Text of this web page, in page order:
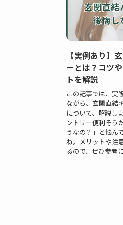
【実例あり】
ーとは？コツ
トを解説
この記事では、実
ながら、玄関直結
について、解説し
ントリー便利そう
うなの？」と悩ん
ね。メリットや注
るので、ぜひ参考